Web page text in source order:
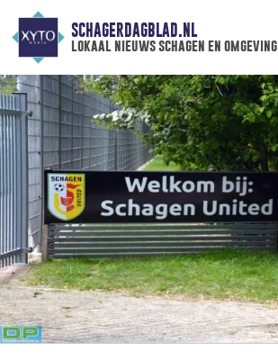
SCHAGERDAGBLAD.NL
lokaal nieuws schagen en omgeving